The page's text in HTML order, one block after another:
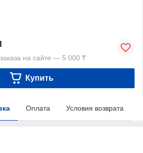
на сайте — 5 000 ₸
Купить
Оплата Условия возврата